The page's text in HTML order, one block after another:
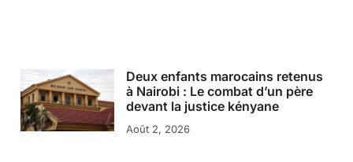
Deux enfants marocains retenus
à Nairobi : Le combat d’un père
devant la justice kényane
Août 2, 2026